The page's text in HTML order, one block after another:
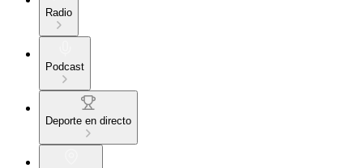
Radio
Podcast
Deporte en directo